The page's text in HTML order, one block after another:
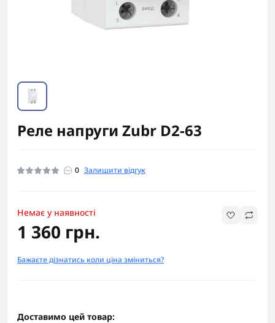
Реле напруги Zubr D2-63
0 Залишити відгук
Немає у наявності
1 360 грн.
Бажаєте дізнатись коли ціна зміниться?
Доставимо цей товар: